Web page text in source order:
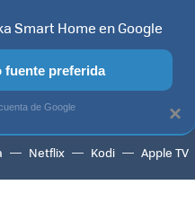
TV SELECCIÓN
Netflix Kodi Apple TV
×
Smart Home en Google
fuente preferida
de Google